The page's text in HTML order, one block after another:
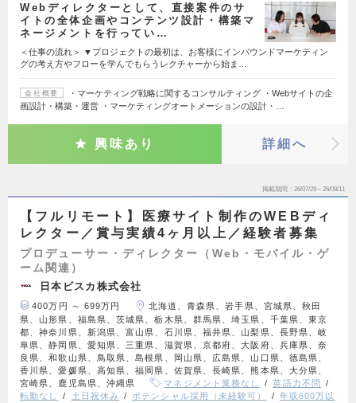
Webディレクターとして、直接案件のサ
イトの全体企画やコンテンツ設計・構築マ
ネージメントを行ってい…
＜仕事の流れ＞ ▼プロジェクトの最初は、お客様にインバウンドマーケティン
グの考え方やフローを学んでもらうレクチャーから始ま…
会社概要
・マーケティング戦略に関するコンサルティング ・Webサイトの企
画設計・構築・運営 ・マーケティングオートメーションの設計・…
興味あり 詳細へ
掲載期間 26/07/29～26/08/11
【フルリモート】医療サイト制作のWEBディ
レクター／賞与実績4ヶ月以上／経験者募集
プロデューサー・ディレクター（Web・モバイル・ゲ
ーム関連）
日本ビスカ株式会社
400万円 ～ 699万円
北海道、青森県、岩手県、宮城県、秋田
県、山形県、福島県、茨城県、栃木県、群馬県、埼玉県、千葉県、東京
都、神奈川県、新潟県、富山県、石川県、福井県、山梨県、長野県、岐
阜県、静岡県、愛知県、三重県、滋賀県、京都府、大阪府、兵庫県、奈
良県、和歌山県、鳥取県、島根県、岡山県、広島県、山口県、徳島県、
香川県、愛媛県、高知県、福岡県、佐賀県、長崎県、熊本県、大分県、
宮崎県、鹿児島県、沖縄県
マネジメント業務なし
英語力不問
転勤なし
土日祝休み ポテンシャル採用（未経験可）
年収600万以